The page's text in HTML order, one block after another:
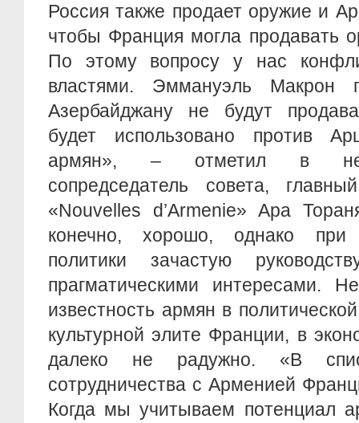
Россия также продает оружие и
чтобы Франция могла продавать
По этому вопросу у нас
властями. Эммануэль Макрон
Азербайджану не будут
будет использовано против
армян», – отметил в
сопредседатель совета,
«Nouvelles d’Armenie» Ара
конечно, хорошо, однако при
политики зачастую
прагматическими интересами.
известность армян в
культурной элите Франции, в
далеко не радужно. «В
сотрудничества с Арменией
Когда мы учитываем потенциал